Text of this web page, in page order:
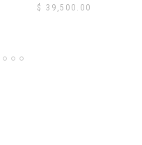
$ 39,500.00